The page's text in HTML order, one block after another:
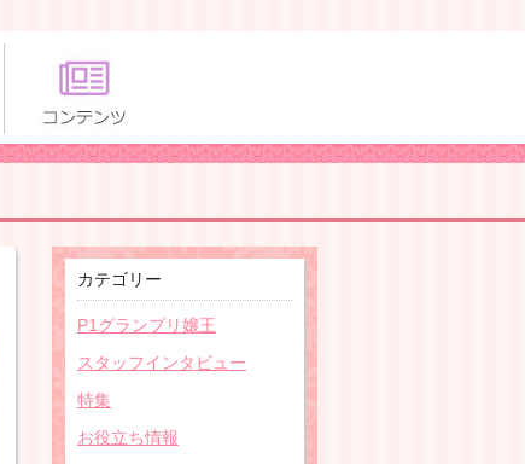
カテゴリー
P1グランプリ嬢王
スタッフインタビュー
特集
お役立ち情報